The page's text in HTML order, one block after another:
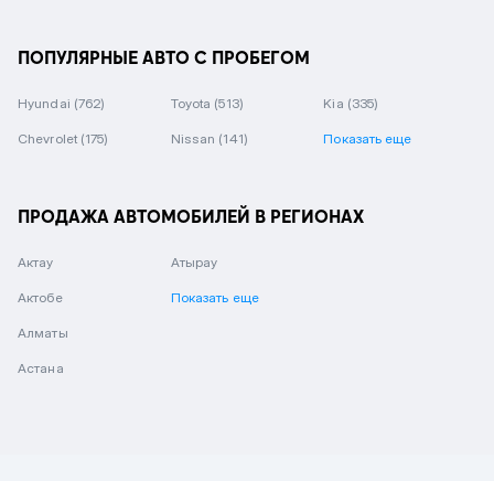
ПОПУЛЯРНЫЕ АВТО С ПРОБЕГОМ
Hyundai (762) Toyota (513) Kia (335)
Chevrolet (175) Nissan (141) Показать еще
ПРОДАЖА АВТОМОБИЛЕЙ В РЕГИОНАХ
Актау
Актобе
Алматы
Астана
Атырау
Показать еще